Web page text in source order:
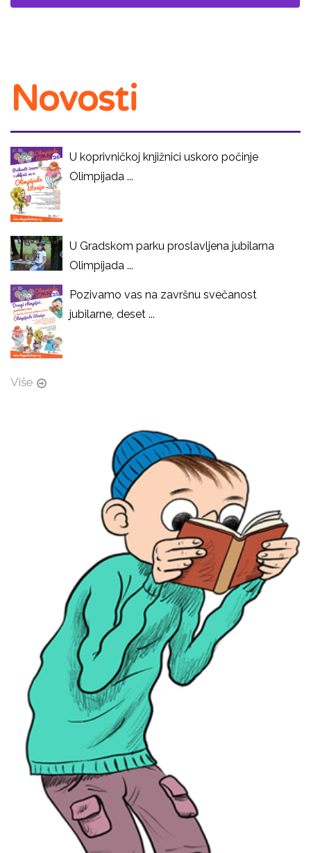
Novosti
U koprivničkoj knjižnici uskoro počinje
Olimpijada ...
U Gradskom parku proslavljena jubilarna
Olimpijada ...
Pozivamo vas na završnu svečanost
jubilarne, deset ...
Više